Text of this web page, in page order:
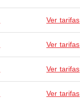
Ver tarifas
Ver tarifas
Ver tarifas
Ver tarifas